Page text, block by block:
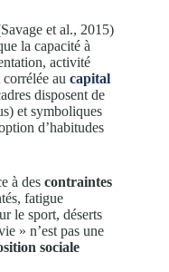
et al., 2015)
la capacité à
activité
au capital
disposent de
et symboliques
d’habitudes
à des contraintes
fatigue
le sport, déserts
» n’est pas une
sociale